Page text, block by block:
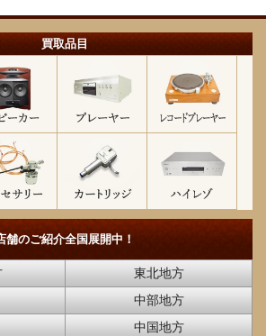
買取品目
舗のご紹介全国展開中！
東北地方
中部地方
中国地方